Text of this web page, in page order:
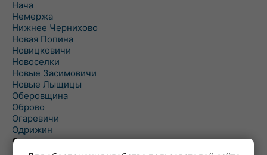
Нача
Немержа
Нижнее Чернихово
Новая Попина
Новицковичи
Новоселки
Новые Засимовичи
Новые Лыщицы
Оберовщина
Оброво
Огаревичи
Одрижин
Оздамичи
Озяты